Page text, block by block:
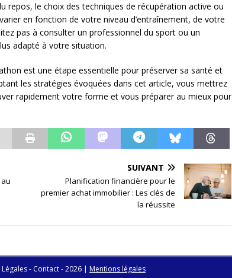
repos, le choix des techniques de récupération active ou
en fonction de votre niveau d’entraînement, de votre
pas à consulter un professionnel du sport ou un
adapté à votre situation.
est une étape essentielle pour préserver sa santé et
les stratégies évoquées dans cet article, vous mettrez
rapidement votre forme et vous préparer au mieux pour
SUIVANT
Planification financière pour le
premier achat immobilier : Les clés de
la réussite
- Contact - 2026 | Mentions légales